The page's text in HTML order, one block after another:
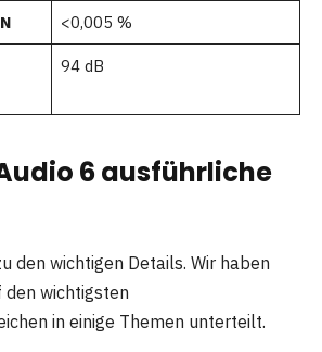
<0,005 %
94 dB
6 ausführliche
den wichtigen Details. Wir haben
den wichtigsten
in einige Themen unterteilt.